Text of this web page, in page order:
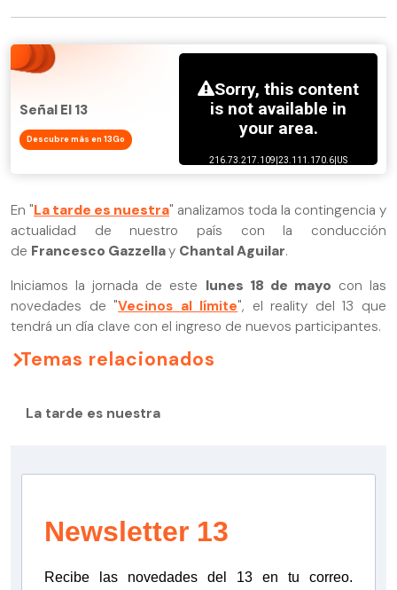
Señal El 13
Descubre más en 13Go
En "La tarde es nuestra" analizamos toda la contingencia y
actualidad de nuestro país con la conducción
de Francesco Gazzellay Chantal Aguilar.
Iniciamos la jornada de este lunes 18 de mayo con las
novedades de "Vecinos al límite", el reality del 13 que
tendrá un día clave con el ingreso de nuevos participantes.
Temas relacionados
La tarde es nuestra
Newsletter 13
Recibe las novedades del 13 en tu correo.